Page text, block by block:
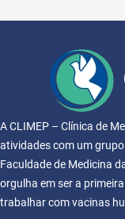
A CLIMEP – Clínica de
atividades com um
Faculdade de Medicina
orgulha em ser a
trabalhar com vacinas